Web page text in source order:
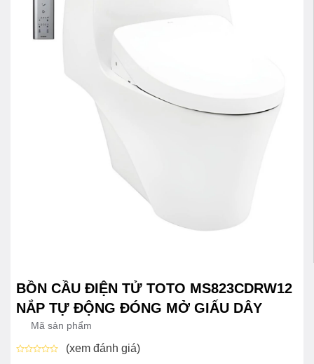
BỒN CẦU ĐIỆN TỬ TOTO MS823CDRW12
NẮP TỰ ĐỘNG ĐÓNG MỞ GIẤU DÂY
Mã sản phẩm
(xem đánh giá)